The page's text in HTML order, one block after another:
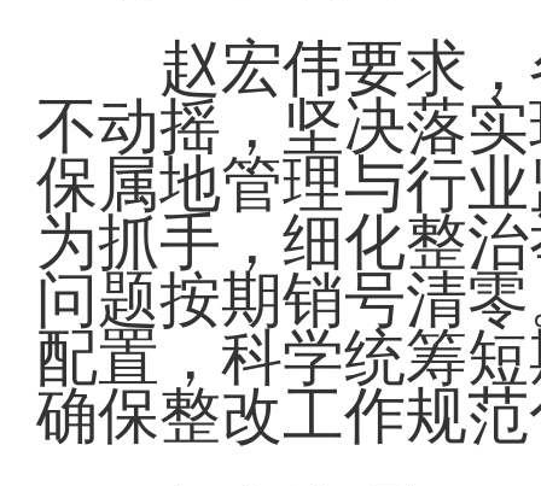
赵宏伟要求，
不动摇，坚决落
保属地管理与行
为抓手，细化整
问题按期销号清
配置，科学统筹
确保整改工作规